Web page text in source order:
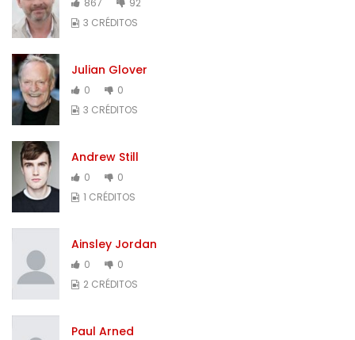
3 CRÉDITOS
Julian Glover
0
0
3 CRÉDITOS
Andrew Still
0
0
1 CRÉDITOS
Ainsley Jordan
0
0
2 CRÉDITOS
Paul Arned